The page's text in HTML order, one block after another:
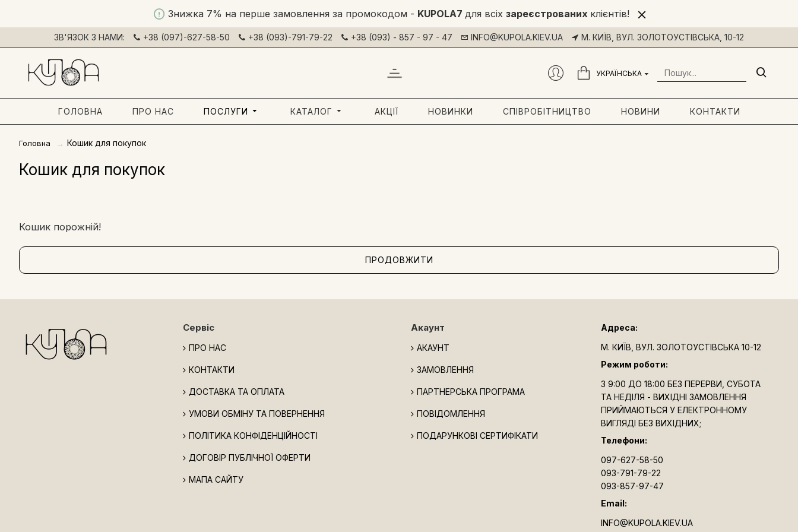
Знижка 7% на перше замовлення за промокодом - KUPOLA7 для всіх зареєстрованих клієнтів!
ЗВ'ЯЗОК З НАМИ: +38 (097)-627-58-50 +38 (093)-791-79-22 +38 (093) - 857 - 97 - 47 INFO@KUPOLA.KIEV.UA М. КИЇВ, ВУЛ. ЗОЛОТОУСТІВСЬКА, 10-12
УКРАЇНСЬКА
ГОЛОВНА ПРО НАС ПОСЛУГИ КАТАЛОГ АКЦІЇ НОВИНКИ СПІВРОБІТНИЦТВО НОВИНИ КОНТАКТИ
Головна Кошик для покупок
Кошик для покупок
Кошик порожній!
ПРОДОВЖИТИ
Сервіс
ПРО НАС
КОНТАКТИ
ДОСТАВКА ТА ОПЛАТА
УМОВИ ОБМІНУ ТА ПОВЕРНЕННЯ
ПОЛІТИКА КОНФІДЕНЦІЙНОСТІ
ДОГОВІР ПУБЛІЧНОЇ ОФЕРТИ
МАПА САЙТУ
Акаунт
АКАУНТ
ЗАМОВЛЕННЯ
ПАРТНЕРСЬКА ПРОГРАМА
ПОВІДОМЛЕННЯ
ПОДАРУНКОВІ СЕРТИФІКАТИ
Адреса:
М. КИЇВ, ВУЛ. ЗОЛОТОУСТІВСЬКА 10-12
Режим роботи:
З 9:00 ДО 18:00 БЕЗ ПЕРЕРВИ, СУБОТА
ТА НЕДІЛЯ - ВИХІДНІ ЗАМОВЛЕННЯ
ПРИЙМАЮТЬСЯ У ЕЛЕКТРОННОМУ
ВИГЛЯДІ БЕЗ ВИХІДНИХ;
Телефони:
097-627-58-50
093-791-79-22
093-857-97-47
Email:
INFO@KUPOLA.KIEV.UA